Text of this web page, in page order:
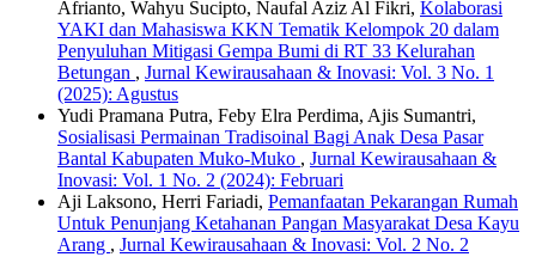
Afrianto, Wahyu Sucipto, Naufal Aziz Al Fikri, Kolaborasi
YAKI dan Mahasiswa KKN Tematik Kelompok 20 dalam
Penyuluhan Mitigasi Gempa Bumi di RT 33 Kelurahan
Betungan , Jurnal Kewirausahaan & Inovasi: Vol. 3 No. 1
(2025): Agustus
Yudi Pramana Putra, Feby Elra Perdima, Ajis Sumantri,
Sosialisasi Permainan Tradisoinal Bagi Anak Desa Pasar
Bantal Kabupaten Muko-Muko , Jurnal Kewirausahaan &
Inovasi: Vol. 1 No. 2 (2024): Februari
Aji Laksono, Herri Fariadi, Pemanfaatan Pekarangan Rumah
Untuk Penunjang Ketahanan Pangan Masyarakat Desa Kayu
Arang , Jurnal Kewirausahaan & Inovasi: Vol. 2 No. 2